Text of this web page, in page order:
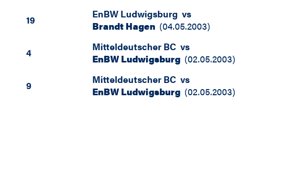
19 EnBW Ludwigsburg vs
Brandt Hagen (04.05.2003)
4 Mitteldeutscher BC vs
EnBW Ludwigsburg (02.05.2003)
9 Mitteldeutscher BC vs
EnBW Ludwigsburg (02.05.2003)